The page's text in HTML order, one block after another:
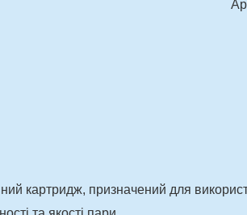
картридж, призначений для